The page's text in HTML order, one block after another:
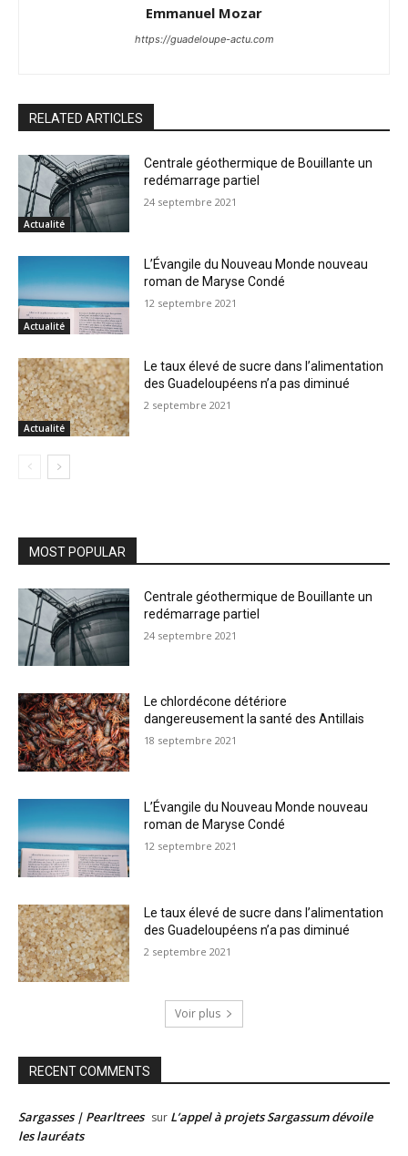
Emmanuel Mozar
https://guadeloupe-actu.com
RELATED ARTICLES
Actualité
Centrale géothermique de Bouillante un
redémarrage partiel
24 septembre 2021
Actualité
L’Évangile du Nouveau Monde nouveau
roman de Maryse Condé
12 septembre 2021
Actualité
Le taux élevé de sucre dans l’alimentation
des Guadeloupéens n’a pas diminué
2 septembre 2021
MOST POPULAR
Centrale géothermique de Bouillante un
redémarrage partiel
24 septembre 2021
Le chlordécone détériore
dangereusement la santé des Antillais
18 septembre 2021
L’Évangile du Nouveau Monde nouveau
roman de Maryse Condé
12 septembre 2021
Le taux élevé de sucre dans l’alimentation
des Guadeloupéens n’a pas diminué
2 septembre 2021
Voir plus
RECENT COMMENTS
Sargasses | Pearltrees sur L’appel à projets Sargassum dévoile
les lauréats